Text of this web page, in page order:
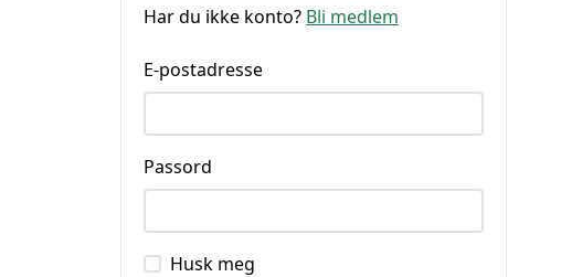
Har du ikke konto? Bli medlem
E-postadresse
Passord
Husk meg